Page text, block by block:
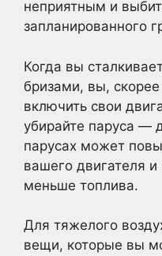
неприятным и
запланированного
Когда вы
бризами, вы, скорее
включить свои
убирайте паруса —
парусах может
вашего двигателя
меньше топлива.
Для тяжелого
вещи, которые вы